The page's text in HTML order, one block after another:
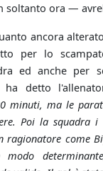
soltanto ora —
ancora
per lo
ed anche per
detto
minuti, ma le
Poi la squadra
ragionatore come